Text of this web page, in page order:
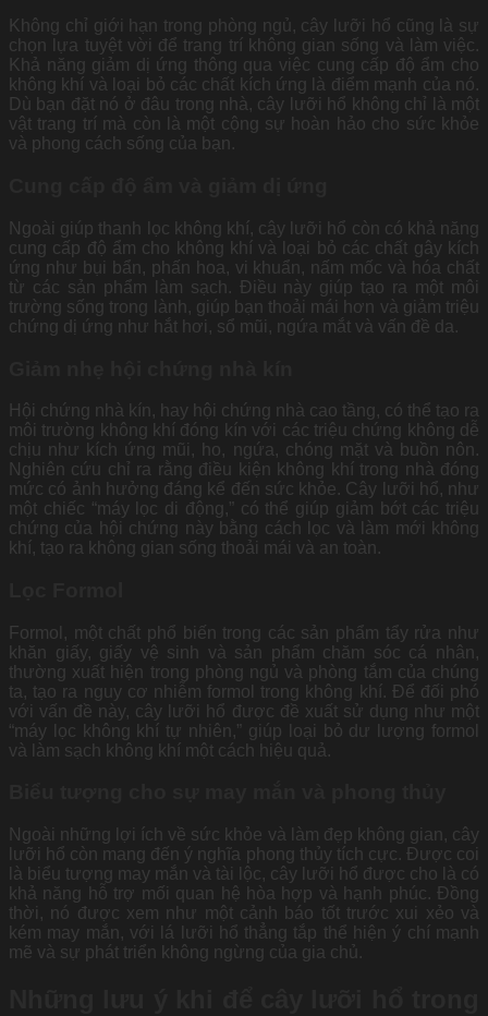
Không chỉ giới hạn trong phòng ngủ, cây lưỡi hổ cũng là sự
chọn lựa tuyệt vời để trang trí không gian sống và làm việc.
Khả năng giảm dị ứng thông qua việc cung cấp độ ẩm cho
không khí và loại bỏ các chất kích ứng là điểm mạnh của nó.
Dù bạn đặt nó ở đâu trong nhà, cây lưỡi hổ không chỉ là một
vật trang trí mà còn là một cộng sự hoàn hảo cho sức khỏe
và phong cách sống của bạn.
Ngoài giúp thanh lọc không khí, cây lưỡi hổ còn có khả năng
cung cấp độ ẩm cho không khí và loại bỏ các chất gây kích
ứng như bụi bẩn, phấn hoa, vi khuẩn, nấm mốc và hóa chất
từ các sản phẩm làm sạch. Điều này giúp tạo ra một môi
trường sống trong lành, giúp bạn thoải mái hơn và giảm triệu
chứng dị ứng như hắt hơi, sổ mũi, ngứa mắt và vấn đề da.
Hội chứng nhà kín, hay hội chứng nhà cao tầng, có thể tạo ra
môi trường không khí đóng kín với các triệu chứng không dễ
chịu như kích ứng mũi, ho, ngứa, chóng mặt và buồn nôn.
Nghiên cứu chỉ ra rằng điều kiện không khí trong nhà đóng
mức có ảnh hưởng đáng kể đến sức khỏe. Cây lưỡi hổ, như
một chiếc “máy lọc di động,” có thể giúp giảm bớt các triệu
chứng của hội chứng này bằng cách lọc và làm mới không
khí, tạo ra không gian sống thoải mái và an toàn.
Formol, một chất phổ biến trong các sản phẩm tẩy rửa như
khăn giấy, giấy vệ sinh và sản phẩm chăm sóc cá nhân,
thường xuất hiện trong phòng ngủ và phòng tắm của chúng
ta, tạo ra nguy cơ nhiễm formol trong không khí. Để đối phó
với vấn đề này, cây lưỡi hổ được đề xuất sử dụng như một
“máy lọc không khí tự nhiên,” giúp loại bỏ dư lượng formol
và làm sạch không khí một cách hiệu quả.
Ngoài những lợi ích về sức khỏe và làm đẹp không gian, cây
lưỡi hổ còn mang đến ý nghĩa phong thủy tích cực. Được coi
là biểu tượng may mắn và tài lộc, cây lưỡi hổ được cho là có
khả năng hỗ trợ mối quan hệ hòa hợp và hạnh phúc. Đồng
thời, nó được xem như một cảnh báo tốt trước xui xẻo và
kém may mắn, với lá lưỡi hổ thẳng tắp thể hiện ý chí mạnh
mẽ và sự phát triển không ngừng của gia chủ.